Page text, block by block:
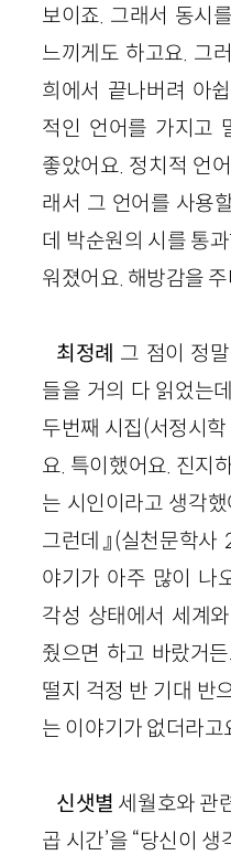
보이죠. 그래서 동시
느끼게도 하고요. 그
희에서 끝나버려 아
적인 언어를 가지고
좋았어요. 정치적 언
래서 그 언어를 사용
데 박순원의 시를 통
워졌어요. 해방감을
최정례 그 점이 정
들을 거의 다 읽었는
두번째 시집(서정시학
요. 특이했어요. 진지
는 시인이라고 생각했
그런데』(실천문학사
야기가 아주 많이 나
각성 상태에서 세계
줬으면 하고 바랐거
떨지 걱정 반 기대 반
는 이야기가 없더라고
신샛별 세월호와 관
곱 시간’을 “당신이